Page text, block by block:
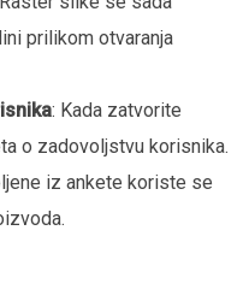
prilikom otvaranja
: Kada zatvorite
o zadovoljstvu korisnika.
iz ankete koriste se